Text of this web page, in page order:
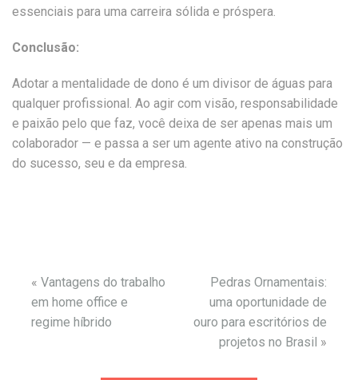
essenciais para uma carreira sólida e próspera.
Conclusão:
Adotar a mentalidade de dono é um divisor de águas para
qualquer profissional. Ao agir com visão, responsabilidade
e paixão pelo que faz, você deixa de ser apenas mais um
colaborador — e passa a ser um agente ativo na construção
do sucesso, seu e da empresa.
« Vantagens do trabalho
em home office e
regime híbrido
Pedras Ornamentais:
uma oportunidade de
ouro para escritórios de
projetos no Brasil »